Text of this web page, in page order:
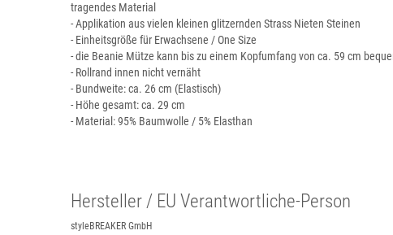
tragendes Material
- Applikation aus vielen kleinen glitzernden Strass Nieten Steinen
- Einheitsgröße für Erwachsene / One Size
- die Beanie Mütze kann bis zu einem Kopfumfang von ca. 59 cm
- Rollrand innen nicht vernäht
- Bundweite: ca. 26 cm (Elastisch)
- Höhe gesamt: ca. 29 cm
- Material: 95% Baumwolle / 5% Elasthan
Hersteller / EU Verantwortliche-Person
styleBREAKER GmbH